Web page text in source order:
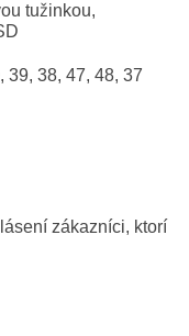
tužinkou,
39, 38, 47, 48, 37
zákazníci, ktorí